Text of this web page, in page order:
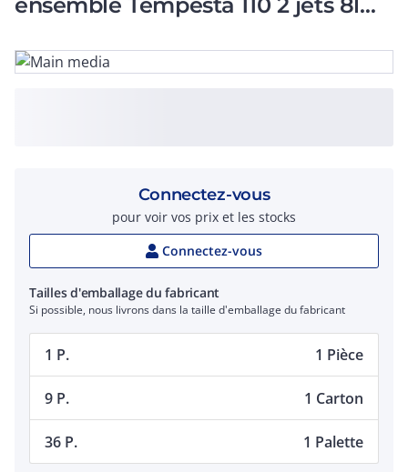
Connectez-vous
pour voir vos prix et les stocks
Connectez-vous
Tailles d'emballage du fabricant
Si possible, nous livrons dans la taille d'emballage du fabricant
1 P. 1 Pièce
9 P. 1 Carton
36 P. 1 Palette